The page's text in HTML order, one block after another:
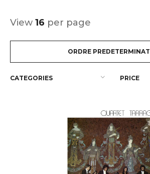
ORDRE PREDETERMINAT
View 16 per page
CATEGORIES PRICE